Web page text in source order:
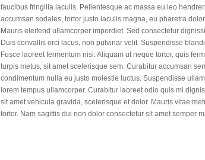
faucibus fringilla iaculis. Pellentesque ac massa eu leo
accumsan sodales, tortor justo iaculis magna, eu pharetra
Mauris eleifend ullamcorper imperdiet. Sed consectetur
Duis convallis orci lacus, non pulvinar velit. Suspendisse
Fusce laoreet fermentum nisi. Aliquam ut neque tortor, quis
turpis metus, sit amet scelerisque sem. Curabitur accumsan
condimentum nulla eu justo molestie luctus. Suspendisse
lorem tempus ullamcorper. Curabitur laoreet odio quis mi
sit amet vehicula gravida, scelerisque et dolor. Mauris vitae
tortor. Nam sagittis dui non dolor consectetur sit amet semper